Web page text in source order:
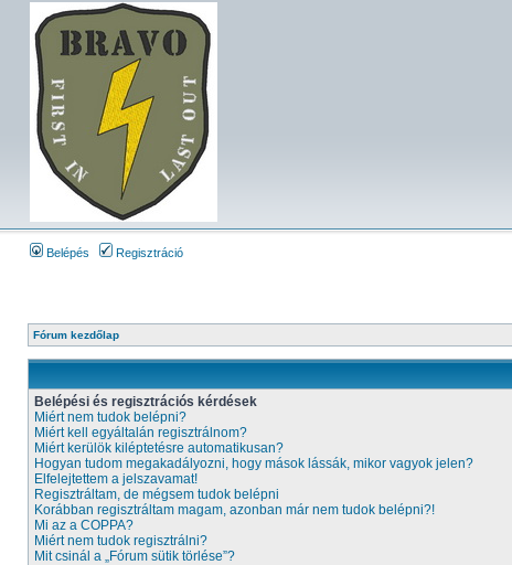
Belépés Regisztráció
Fórum kezdőlap
Belépési és regisztrációs kérdések
Miért nem tudok belépni?
Miért kell egyáltalán regisztrálnom?
Miért kerülök kiléptetésre automatikusan?
Hogyan tudom megakadályozni, hogy mások lássák, mikor vagyok jelen?
Elfelejtettem a jelszavamat!
Regisztráltam, de mégsem tudok belépni
Korábban regisztráltam magam, azonban már nem tudok belépni?!
Mi az a COPPA?
Miért nem tudok regisztrálni?
Mit csinál a „Fórum sütik törlése”?